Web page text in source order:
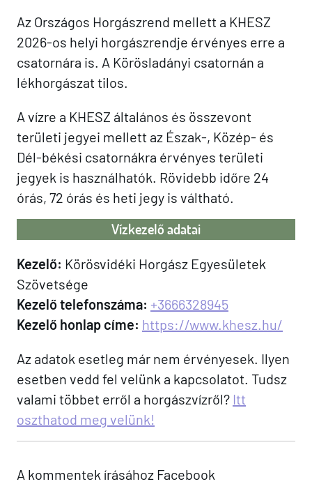
Az Országos Horgászrend mellett a KHESZ
2026-os helyi horgászrendje érvényes erre a
csatornára is. A Körösladányi csatornán a
lékhorgászat tilos.
A vízre a KHESZ általános és összevont
területi jegyei mellett az Észak-, Közép- és
Dél-békési csatornákra érvényes területi
jegyek is használhatók. Rövidebb időre 24
órás, 72 órás és heti jegy is váltható.
Vízkezelő adatai
Kezelő: Körösvidéki Horgász Egyesületek
Szövetsége
Kezelő telefonszáma: +3666328945
Kezelő honlap címe: https://www.khesz.hu/
Az adatok esetleg már nem érvényesek. Ilyen
esetben vedd fel velünk a kapcsolatot. Tudsz
valami többet erről a horgászvízről? Itt
oszthatod meg velünk!
A kommentek írásához Facebook